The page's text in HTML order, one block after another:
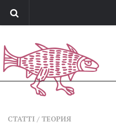
Обратная связь
Поддержать сайт
Зараз
СТАТТІ / ТЕОРИЯ